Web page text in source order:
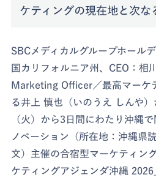
ケティングの現在地と次な
SBCメディカルグループホール
国カリフォルニア州、CEO：相
Marketing Officer／最高マーケ
る井上 慎也（いのうえ しんや）
（火）から3日間にわたり沖縄
ノベーション（所在地：沖縄県
文）主催の合宿型マーケティン
ケティングアジェンダ沖縄